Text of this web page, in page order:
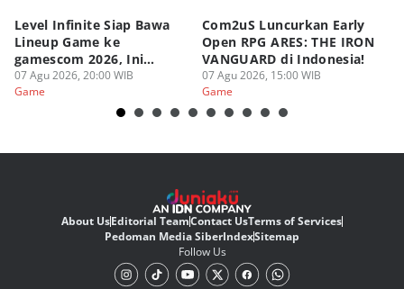
Level Infinite Siap Bawa
Lineup Game ke
gamescom 2026, Ini
Judulnya!
07 Agu 2026, 20:00 WIB
Game
Com2uS Luncurkan Early
Open RPG ARES: THE IRON
VANGUARD di Indonesia!
07 Agu 2026, 15:00 WIB
Game
About UsEditorial TeamContact UsTerms of Services
Pedoman Media SiberIndexSitemap
Follow Us